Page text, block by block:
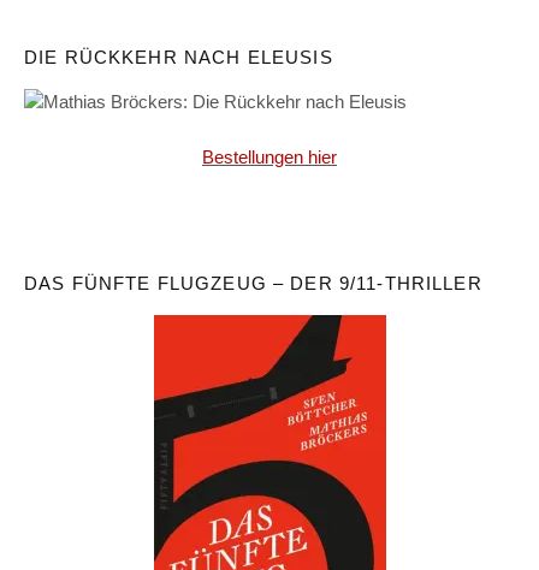
DIE RÜCKKEHR NACH ELEUSIS
Bestellungen hier
DAS FÜNFTE FLUGZEUG – DER 9/11-THRILLER